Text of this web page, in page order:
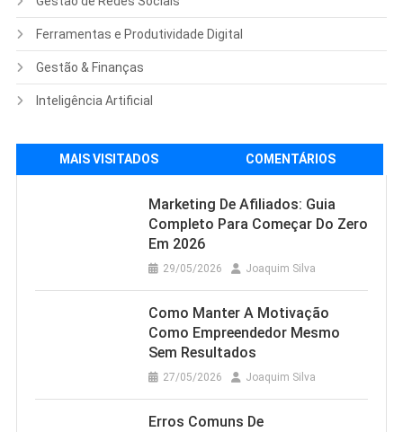
Ferramentas e Produtividade Digital
Gestão & Finanças
Inteligência Artificial
MAIS VISITADOS COMENTÁRIOS
Marketing De Afiliados: Guia
Completo Para Começar Do Zero
Em 2026
29/05/2026 Joaquim Silva
Como Manter A Motivação
Como Empreendedor Mesmo
Sem Resultados
27/05/2026 Joaquim Silva
Erros Comuns De